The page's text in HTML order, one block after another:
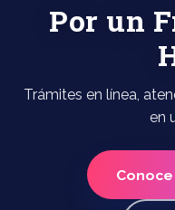
Por un
Trámites en línea,
en